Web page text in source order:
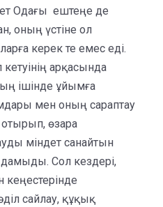
Одағы ештеңе де
оның үстіне ол
керек те емес еді.
арқасында
ішінде ұйымға
мен оның сараптау
өзара
міндет санайтын
Сол кездері,
кеңестерінде
сайлау, құқық